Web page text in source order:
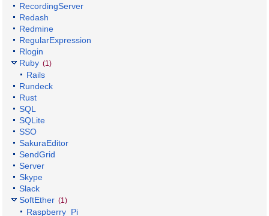
RecordingServer
Redash
Redmine
RegularExpression
Rlogin
Ruby (1)
Rails
Rundeck
Rust
SQL
SQLite
SSO
SakuraEditor
SendGrid
Server
Skype
Slack
SoftEther (1)
Raspberry_Pi